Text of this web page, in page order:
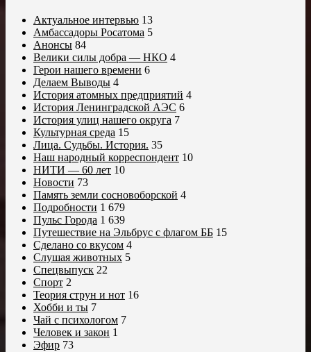
Актуальное интервью 13
Амбассадоры Росатома 5
Анонсы 84
Велики силы добра — НКО 4
Герои нашего времени 6
Делаем Выводы 4
История атомных предприятий 4
История Ленинградской АЭС 6
История улиц нашего округа 7
Культурная среда 15
Лица. Судьбы. История. 35
Наш народный корреспондент 10
НИТИ — 60 лет 10
Новости 73
Память земли сосновоборской 4
Подробности 1 679
Пульс Города 1 639
Путешествие на Эльбрус с флагом ББ 15
Сделано со вкусом 4
Слушая животных 5
Спецвыпуск 22
Спорт 2
Теория струн и нот 16
Хобби и ты 7
Чай с психологом 7
Человек и закон 1
Эфир 73